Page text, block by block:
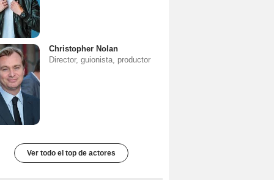
Christopher Nolan
Director, guionista, productor
Ver todo el top de actores